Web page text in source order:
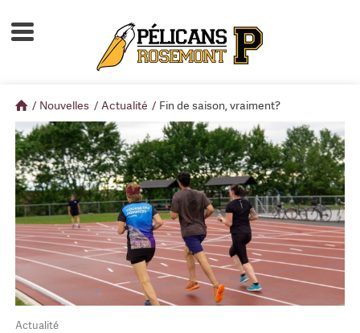
Accueil
Calendrier d'activités
Boutique
Devenir membre
/ Nouvelles / Actualité / Fin de saison, vraiment?
Actualité